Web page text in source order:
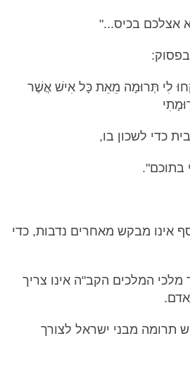
אצלכם בכיס..."
לִי תְּרוּמָה מֵאֵת כָּל אִישׁ אֲשֶׁר
כדי לשכון בו,
בתוכם".
אינו מבקש מאחרים נדבות, כדי
מלכי המלכים הקב"ה אינו צריך
תרומה מבני ישראל לצורך